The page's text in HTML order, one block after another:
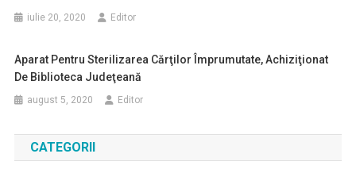
iulie 20, 2020 Editor
Aparat Pentru Sterilizarea Cărţilor Împrumutate, Achiziţionat
De Biblioteca Judeţeană
august 5, 2020 Editor
CATEGORII